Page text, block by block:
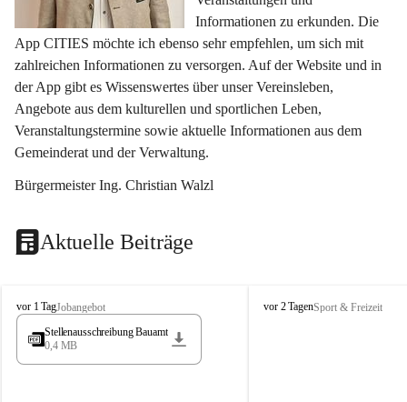
Informationen zu erkunden. Die
App CITIES möchte ich ebenso sehr empfehlen, um sich mit
zahlreichen Informationen zu versorgen. Auf der Website und in
der App gibt es Wissenswertes über unser Vereinsleben,
Angebote aus dem kulturellen und sportlichen Leben,
Veranstaltungstermine sowie aktuelle Informationen aus dem
Gemeinderat und der Verwaltung.
Bürgermeister Ing. Christian Walzl
Aktuelle Beiträge
S
t
s
vor 1 TagJobangebot
Stellenausschreibung Bauamt
0,4 MB
S
vor 2 TagenSport & Freizeit